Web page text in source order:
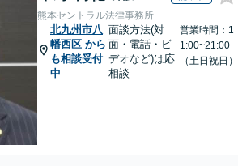
熊本セントラル法律事務所
北九州市八
幡西区 から
も相談受付
中
面談方法(対
面・電話・ビ
デオなど)は応
相談
営業時間：1
1:00~21:00
（土日祝日）